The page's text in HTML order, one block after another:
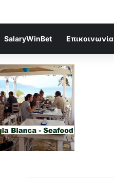
SalaryWinBet Επικοινωνία